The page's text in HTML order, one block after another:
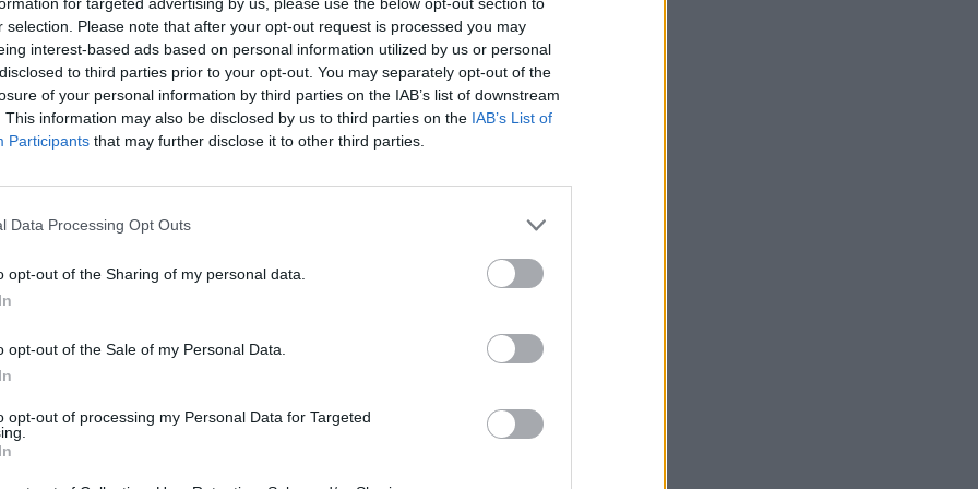
selection. Please note that after your opt-out request is processed you may
interest-based ads based on personal information utilized by us or personal
to third parties prior to your opt-out. You may separately opt-out of the
of your personal information by third parties on the IAB’s list of downstream
This information may also be disclosed by us to third parties on the IAB’s List of
Participants that may further disclose it to other third parties.
Data Processing Opt Outs
opt-out of the Sharing of my personal data.
opt-out of the Sale of my Personal Data.
opt-out of processing my Personal Data for Targeted
βράδυ της Δευτέρας 05/08/2024 έως τις 06:00
της Αττικής Οδού από Λαμία και από Πειραιά
8 (Μεταμόρφωσης).
ακολουθώντας τις πινακίδες παράκαμψης, οι
του Κόμβου Μεταμόρφωσης και να
διοδίων) στον αμέσως επόμενο Κόμβο, της
προς Αεροδρόμιο / Μαρκόπουλο.
της Δευτέρας 05/08/2024 έως τις 06:00
της Αττικής Οδού προς Μάνδρα (Kόμβος 1)